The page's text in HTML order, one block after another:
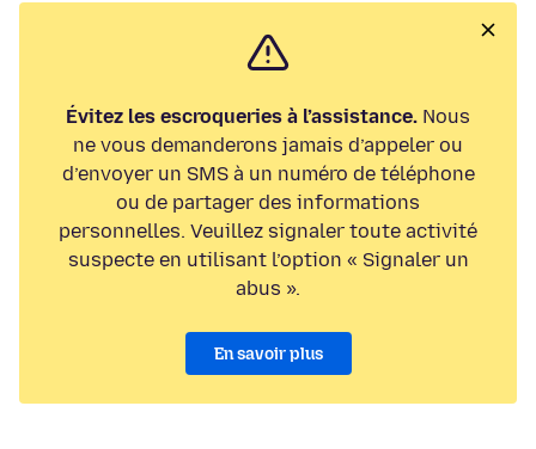
Évitez les escroqueries à l’assistance. Nous
ne vous demanderons jamais d’appeler ou
d’envoyer un SMS à un numéro de téléphone
ou de partager des informations
personnelles. Veuillez signaler toute activité
suspecte en utilisant l’option « Signaler un
abus ».
En savoir plus